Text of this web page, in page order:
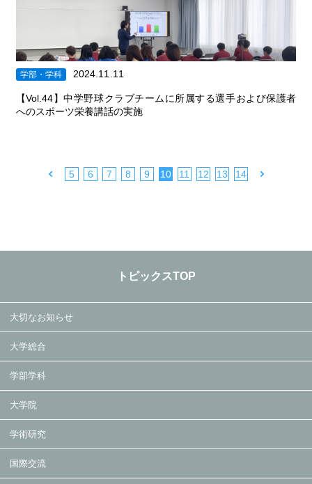
学部・学科 2024.11.11
【Vol.44】中学野球クラブチームに所属する選手および保護者
へのスポーツ栄養講話の実施
5 6 7 8 9 10 11 12 13 14
トピックスTOP
大切なお知らせ
大学総合
学部学科
大学院
学術研究
国際交流